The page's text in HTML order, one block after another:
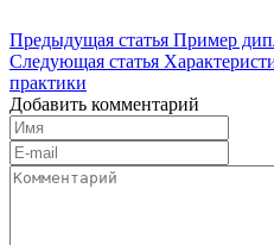
Предыдущая статья Пример
Следующая статья
практики
Добавить комментарий